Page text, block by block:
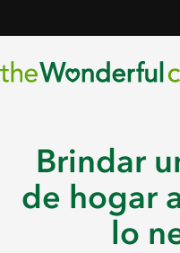
Brindar
de hogar
lo